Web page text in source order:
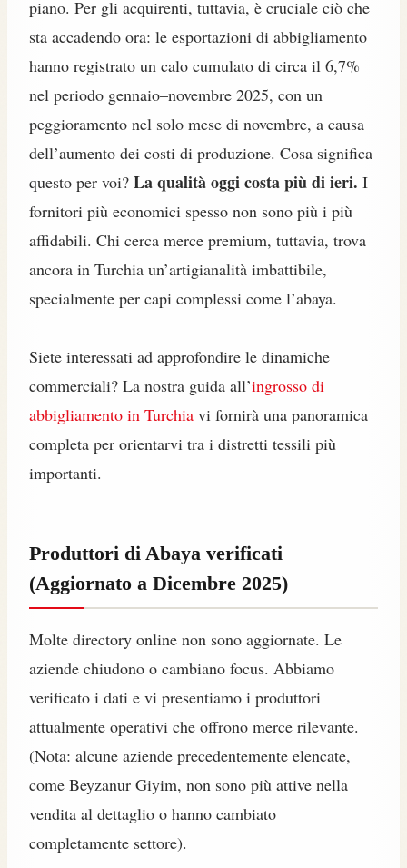
piano. Per gli acquirenti, tuttavia, è cruciale ciò che
sta accadendo ora: le esportazioni di abbigliamento
hanno registrato un calo cumulato di circa il 6,7%
nel periodo gennaio–novembre 2025, con un
peggioramento nel solo mese di novembre, a causa
dell’aumento dei costi di produzione. Cosa significa
questo per voi? La qualità oggi costa più di ieri. I
fornitori più economici spesso non sono più i più
affidabili. Chi cerca merce premium, tuttavia, trova
ancora in Turchia un’artigianalità imbattibile,
specialmente per capi complessi come l’abaya.
Siete interessati ad approfondire le dinamiche
commerciali? La nostra guida all’ingrosso di
abbigliamento in Turchia vi fornirà una panoramica
completa per orientarvi tra i distretti tessili più
importanti.
Produttori di Abaya verificati
(Aggiornato a Dicembre 2025)
Molte directory online non sono aggiornate. Le
aziende chiudono o cambiano focus. Abbiamo
verificato i dati e vi presentiamo i produttori
attualmente operativi che offrono merce rilevante.
(Nota: alcune aziende precedentemente elencate,
come Beyzanur Giyim, non sono più attive nella
vendita al dettaglio o hanno cambiato
completamente settore).